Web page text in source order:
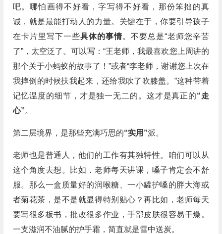
吧。哪怕画得不好看，字写得不好看，那份笨拙的真
诚，就是最能打动人的力量。关键在于，你要引导孩子
在卡片里写下一些具体的事情。不要总是“老师您辛苦
了”，太空泛了。可以写：“王老师，我最喜欢您上周讲的
那个关于小蚂蚁的故事了！”或者“李老师，谢谢您上次在
我摔倒的时候扶我起来，还给我吹了吹膝盖。”这种带着
记忆温度的细节，才是独一无二的。这才是真正的“走
心”。
第二层境界，是那些充满巧思的“实用”派。
老师也是普通人，他们的工作有其独特性。咱们可以从
这个角度去想。比如，老师每天讲课，嗓子肯定会不舒
服。那么一盒质量好的润喉糖、一小罐护嗓的胖大海或
者菊花茶，是不是就显得特别贴心？再比如，老师每天
要写很多板书，批改很多作业，手部皮肤很容易干燥。
一支滋润不油腻的护手霜，简直就是雪中送炭。